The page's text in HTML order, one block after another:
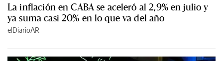
La inflación en CABA se aceleró al 2,9% en julio y
ya suma casi 20% en lo que va del año
elDiarioAR